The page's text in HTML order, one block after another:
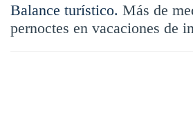
Balance turístico. Más de
pernoctes en vacaciones de